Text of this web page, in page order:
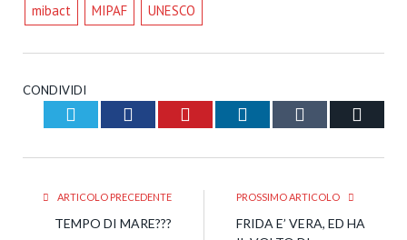
mibact MIPAF UNESCO
CONDIVIDI
Twitter Facebook Pinterest LinkedIn Tumblr
ARTICOLO PRECEDENTE
TEMPO DI MARE???
PROSSIMO ARTICOLO
FRIDA E’ VERA, ED HA